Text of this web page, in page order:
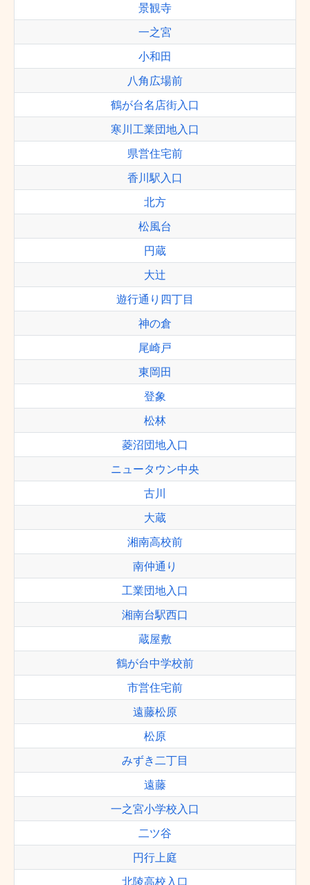
景観寺
一之宮
小和田
八角広場前
鶴が台名店街入口
寒川工業団地入口
県営住宅前
香川駅入口
北方
松風台
円蔵
大辻
遊行通り四丁目
神の倉
尾崎戸
東岡田
登象
松林
菱沼団地入口
ニュータウン中央
古川
大蔵
湘南高校前
南仲通り
工業団地入口
湘南台駅西口
蔵屋敷
鶴が台中学校前
市営住宅前
遠藤松原
松原
みずき二丁目
遠藤
一之宮小学校入口
二ツ谷
円行上庭
北陵高校入口